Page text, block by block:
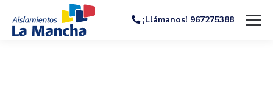
¡Llámanos! 967275388